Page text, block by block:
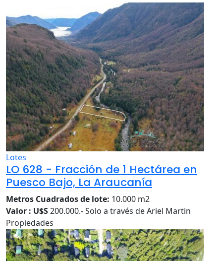
Lotes
LO 628 - Fracción de 1 Hectárea en
Puesco Bajo, La Araucanía
Metros Cuadrados de lote: 10.000 m2
Valor : U$S200.000.- Solo a través de Ariel Martin
Propiedades